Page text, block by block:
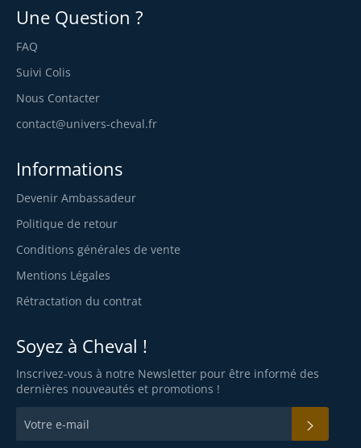
Une Question ?
FAQ
Suivi Colis
Nous Contacter
contact@univers-cheval.fr
Informations
Devenir Ambassadeur
Politique de retour
Conditions générales de vente
Mentions Légales
Rétractation du contrat
Soyez à Cheval !
Inscrivez-vous à notre Newsletter pour être informé des
dernières nouveautés et promotions !